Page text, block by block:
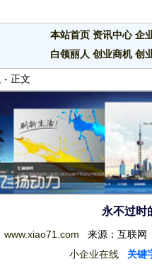
本站首页 资讯中心 企
白领丽人 创业商机 创
- 正文
永不过时
www.xiao71.com 来源：互联
小企业在线
关键